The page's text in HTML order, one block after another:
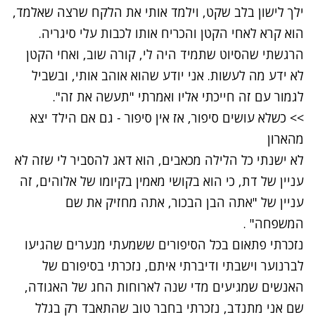
ילך לישון בלב שקט, וילמד אותי את הלקח שרצה שאלמד,
הוא קרא לאחי הקטן והכריח אותו לכבות עלי סיגריה.
הרגשתי שהסיוט שתמיד היה לי, קורה שוב, ואחי הקטן
לא ידע מה לעשות. אני יודע שהוא אוהב אותי, ובשביל
לגמור עם זה חייכתי אליו ואמרתי "תעשה את זה".
>> כשלא עושים סיפור, אז אין סיפור - גם אם הילד יצא
מהארון
לא ישנתי כל הלילה מכאבים, הוא דאג להסביר לי שזה לא
עניין של דת, כי הוא בקושי מאמין בקיומו של אלוהים, זה
עניין של "אתה הבן הבכור, אתה מחזיק את שם
המשפחה" .
נזכרתי פתאום בכל הסיפורים ששמעתי מנערים שהגיעו
לברנוער וישבתי ודיברתי איתם, נזכרתי בסיפורם של
האנשים שמגיעים מדי שנה לארוחות החג של האגודה,
שם אני מתנדב, נזכרתי בחבר טוב שהתאבד רק בגלל